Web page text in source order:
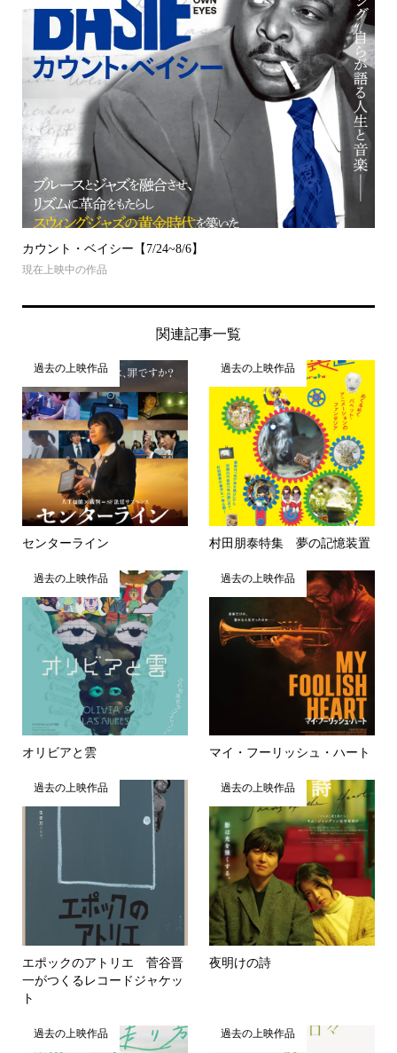
カウント・ベイシー【7/24~8/6】
現在上映中の作品
関連記事一覧
過去の上映作品
センターライン
過去の上映作品
村田朋泰特集 夢の記憶装置
過去の上映作品
オリビアと雲
過去の上映作品
マイ・フーリッシュ・ハート
過去の上映作品
エポックのアトリエ 菅谷晋
一がつくるレコードジャケッ
ト
過去の上映作品
夜明けの詩
過去の上映作品 過去の上映作品